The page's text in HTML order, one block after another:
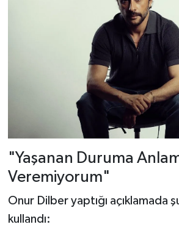
"Yaşanan Duruma
Veremiyorum"
Onur Dilber yaptığı açıklamada
kullandı: